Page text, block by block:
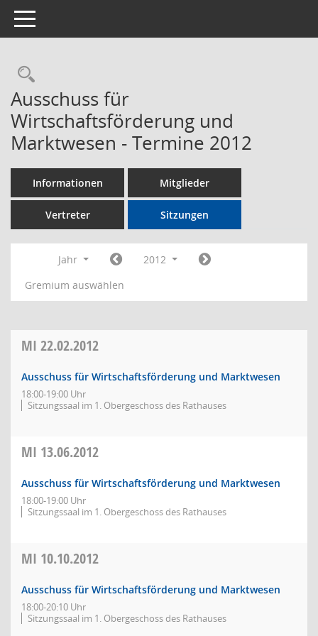
Toggle navigation
Rechercheauswahl
Ausschuss für
Wirtschaftsförderung und
Marktwesen - Termine 2012
Informationen Mitglieder
Vertreter Sitzungen
Jahr
2012
Gremium auswählen
MI 22.02.2012
Ausschuss für Wirtschaftsförderung und Marktwesen
18:00-19:00 Uhr
Sitzungssaal im 1. Obergeschoss des Rathauses
MI 13.06.2012
Ausschuss für Wirtschaftsförderung und Marktwesen
18:00-19:00 Uhr
Sitzungssaal im 1. Obergeschoss des Rathauses
MI 10.10.2012
Ausschuss für Wirtschaftsförderung und Marktwesen
18:00-20:10 Uhr
Sitzungssaal im 1. Obergeschoss des Rathauses